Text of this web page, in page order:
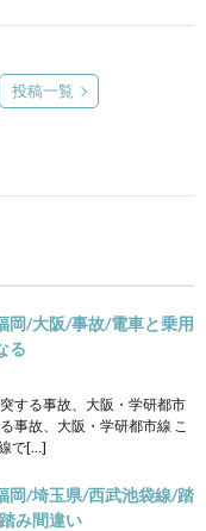
投稿一覧
岡/大阪/事故/電車と乗用
る
する事故、大阪・学研都市
事故、大阪・学研都市線 こ
で[…]
岡/埼玉県/西武池袋線/踏
み間違い